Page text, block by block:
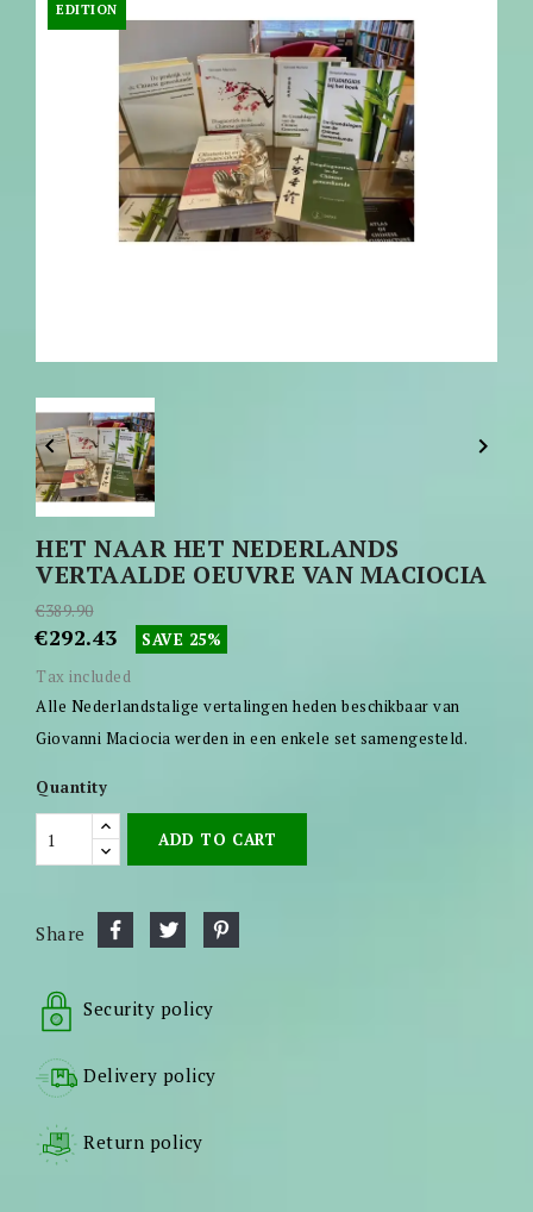
EDITION
 
HET NAAR HET NEDERLANDS
VERTAALDE OEUVRE VAN MACIOCIA
€389.90
€292.43
SAVE 25%
Tax included
Alle Nederlandstalige vertalingen heden beschikbaar van
Giovanni Maciocia werden in een enkele set samengesteld.
Quantity
ADD TO CART
Share
Security policy
Delivery policy
Return policy